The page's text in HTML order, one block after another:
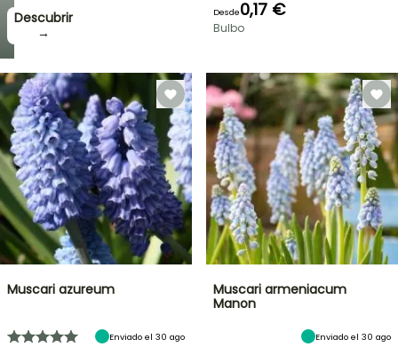
Descubrir
→
Desde0,17 €
Bulbo
Muscari azureum
Enviado el 30 ago
Muscari armeniacum
Manon
Enviado el 30 ago